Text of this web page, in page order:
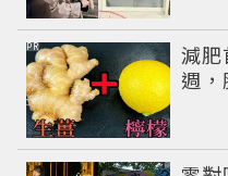
減
週
PR